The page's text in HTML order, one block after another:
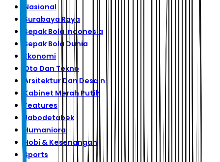
Nasional
Surabaya Raya
Sepak Bola Indonesia
Sepak Bola Dunia
Ekonomi
Oto Dan Tekno
Arsitektur Dan Desain
Kabinet Merah Putih
Features
Jabodetabek
Humaniora
Hobi & Kesenangan
Sports